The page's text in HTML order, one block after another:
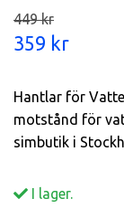
449 kr
359 kr
Hantlar för
motstånd för
simbutik i
I lager.